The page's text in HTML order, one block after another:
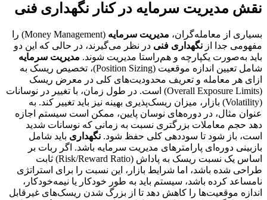
نقش مدیریت سرمایه در کنار نگهداری فنی
بسیاری از معامله‌گران، مدیریت سرمایه
(Money Management) را
مفهومی جدا از نگهداری فنی در نظر می‌گیرند، در حالی که این دو
باید به‌صورت یکپارچه و هم‌راستا مدیریت شوند. مدیریت سرمایه
شامل تعیین اندازه موقعیت (Position Sizing)، تخصیص ریسک به
ازای هر معامله و تعریف محدودیت‌های کلی در معرض ریسک
(Overall Exposure Limits) است. در طول زمان، با تغییر در نوسانات
(Volatility) بازار، میزان ریسک‌پذیری بهینه نیز باید تغییر کند. به
عنوان مثال، در دوره‌های نوسان پایین، ممکن است سیستم اجازه
دهد حجم معاملات بزرگتری نسبت به زمانی که نوسانات شدید
است، باز شود تا سوددهی کلی حفظ شود. نگهداری باید شامل
بازبینی دوره‌ای پارامترهای مدیریت سرمایه باشد. اگر ربات بر
اساس یک نسبت ریسک به پاداش (Risk/Reward Ratio) ثابت
طراحی شده باشد، اما شرایط بازار، این نسبت را برای استراتژی
نامساعد کرده باشد، سیستم باید به طور خودکار یا نیمه‌خودکار،
اندازه موقعیت‌ها را کاهش دهد تا از بزرگ شدن ریسک‌های غیرقابل